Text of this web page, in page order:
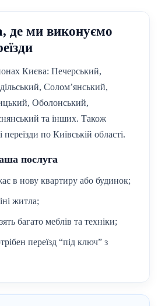
де ми виконуємо
Києва: Печерський,
Солом’янський,
Оболонський,
та інших. Також
по Київській області.
послуга
в нову квартиру або будинок;
житла;
багато меблів та техніки;
переїзд “під ключ” з